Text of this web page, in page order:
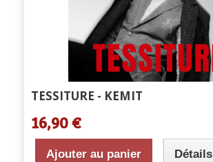
TESSITURE - KEMIT
16,90 €
Ajouter au panier Détails